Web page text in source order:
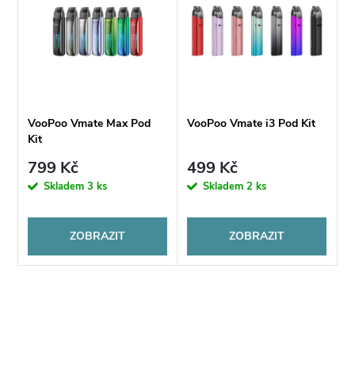
VooPoo Vmate Max Pod
Kit
799 Kč
Skladem3 ks
ZOBRAZIT
VooPoo Vmate i3 Pod Kit
499 Kč
Skladem2 ks
ZOBRAZIT